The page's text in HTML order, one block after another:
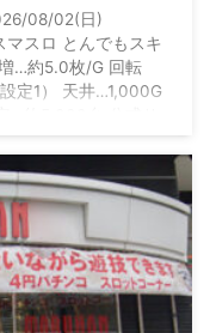
ゲロ甘との
08/02(日)
スロ とんでもスキ
…約5.0枚/G 回転
定1） 天井…1,000G
slot/tondemosk